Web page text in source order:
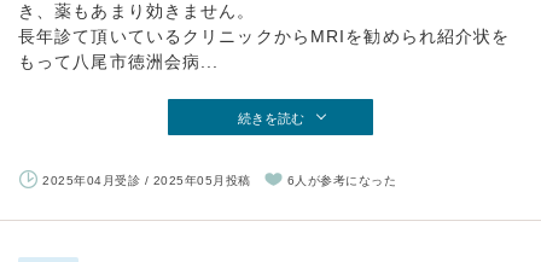
き、薬もあまり効きません。
長年診て頂いているクリニックからMRIを勧められ紹介状を
もって八尾市徳洲会病...
続きを読む
2025年04月受診 / 2025年05月投稿 6人が参考になった